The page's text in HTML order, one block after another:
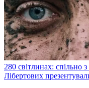
280 світлинах:
Лібертових